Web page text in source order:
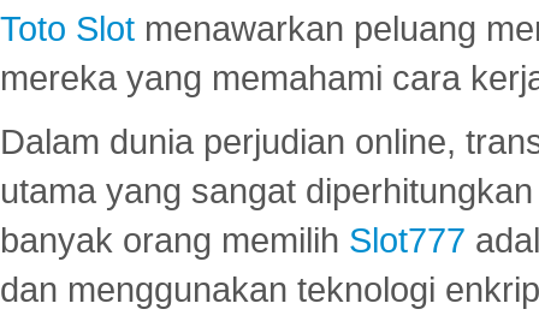
Toto Slot menawarkan peluang
mereka yang memahami cara
Dalam dunia perjudian online,
utama yang sangat
banyak orang memilih Slot777
dan menggunakan teknologi